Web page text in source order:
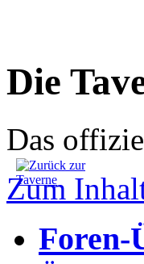
Die
Das
Zum
Foren-